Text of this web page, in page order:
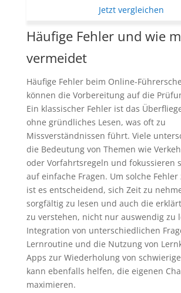
Jetzt vergleichen
Häufige Fehler und wie
vermeidet
Häufige Fehler beim Online-
können die Vorbereitung auf die
Ein klassischer Fehler ist das
ohne gründliches Lesen, was oft zu
Missverständnissen führt. Viele
die Bedeutung von Themen wie
oder Vorfahrtsregeln und fokussieren
auf einfache Fragen. Um solche
ist es entscheidend, sich Zeit zu
sorgfältig zu lesen und auch die
zu verstehen, nicht nur auswendig zu
Integration von unterschiedlichen
Lernroutine und die Nutzung von
Apps zur Wiederholung von
kann ebenfalls helfen, die eigenen
maximieren.